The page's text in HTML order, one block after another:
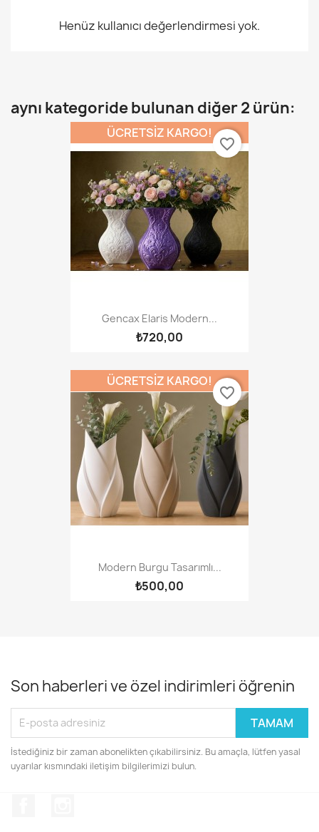
Henüz kullanıcı değerlendirmesi yok.
aynı kategoride bulunan diğer 2 ürün:
Gencax Elaris Modern...
₺720,00
ÜCRETSIZ KARGO!
favorite_border
Modern Burgu Tasarımlı...
₺500,00
ÜCRETSIZ KARGO!
favorite_border
Son haberleri ve özel indirimleri öğrenin
İstediğiniz bir zaman abonelikten çıkabilirsiniz. Bu amaçla, lütfen yasal
uyarılar kısmındaki iletişim bilgilerimizi bulun.